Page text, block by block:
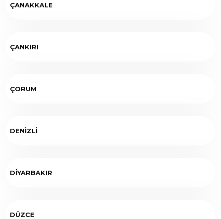
ÇANAKKALE
ÇANKIRI
ÇORUM
DENİZLİ
DİYARBAKIR
DÜZCE